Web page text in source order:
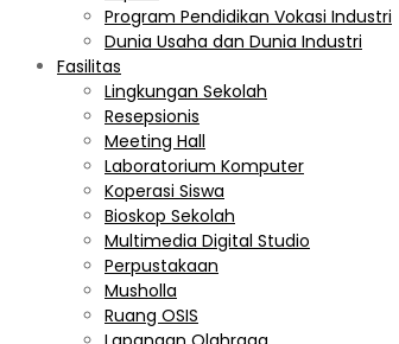
Program Pendidikan Vokasi Industri
Dunia Usaha dan Dunia Industri
Fasilitas
Lingkungan Sekolah
Resepsionis
Meeting Hall
Laboratorium Komputer
Koperasi Siswa
Bioskop Sekolah
Multimedia Digital Studio
Perpustakaan
Musholla
Ruang OSIS